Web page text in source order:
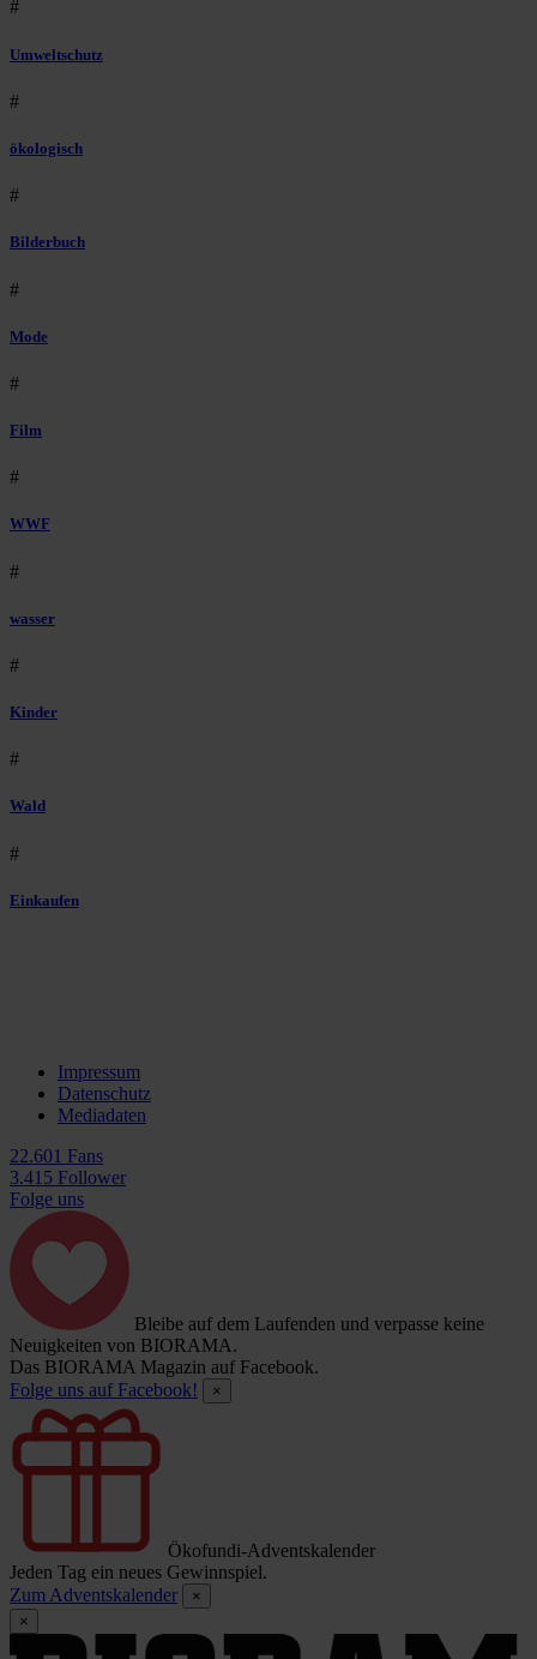
#
Umweltschutz
#
ökologisch
#
Bilderbuch
#
Mode
#
Film
#
WWF
#
wasser
#
Kinder
#
Wald
#
Einkaufen
Impressum
Datenschutz
Mediadaten
22.601 Fans
3.415 Follower
Folge uns
Bleibe auf dem Laufenden und verpasse keine
Neuigkeiten von BIORAMA.
Das BIORAMA Magazin auf Facebook.
Folge uns auf Facebook!
×
Ökofundi-Adventskalender
Jeden Tag ein neues Gewinnspiel.
Zum Adventskalender
×
×